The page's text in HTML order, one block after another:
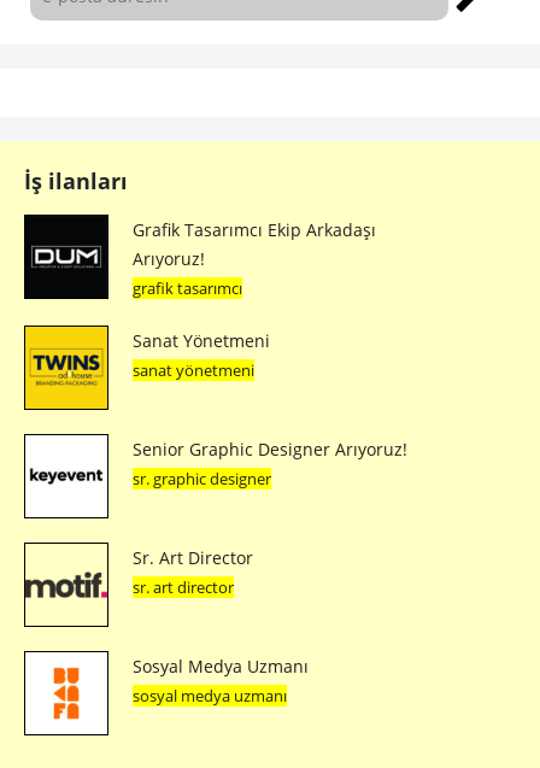
İş ilanları
Grafik Tasarımcı Ekip Arkadaşı
Arıyoruz!
grafik tasarımcı
Sanat Yönetmeni
sanat yönetmeni
Senior Graphic Designer Arıyoruz!
sr. graphic designer
Sr. Art Director
sr. art director
Sosyal Medya Uzmanı
sosyal medya uzmanı